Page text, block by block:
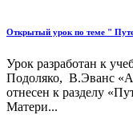
Открытый урок по теме "
Урок разработан к
Подоляко, В.Эванс
отнесен к разделу
Матери...